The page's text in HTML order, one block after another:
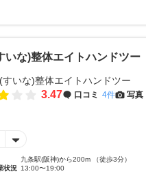
いな)整体エイトハンドツー
3.47 口コミ 4件 写真
九条駅(阪神)から200m （徒歩3分）
状況 13:00〜19:00